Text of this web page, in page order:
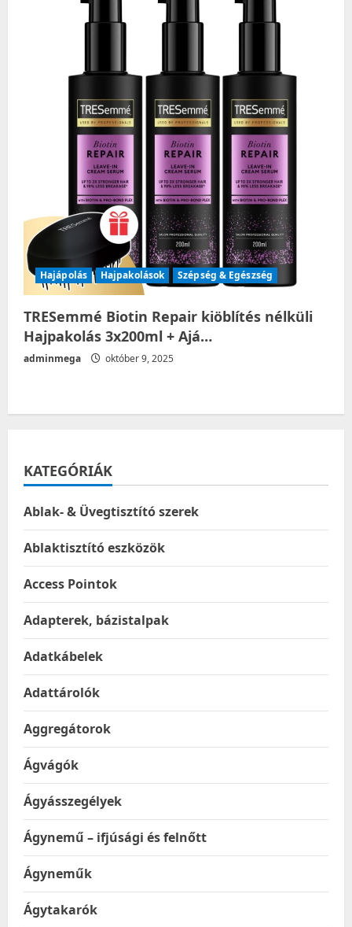
Hajápolás Hajpakolások Szépség & Egészség
TRESemmé Biotin Repair kiöblítés nélküli
Hajpakolás 3x200ml + Ajá…
adminmega október 9, 2025
KATEGÓRIÁK
Ablak- & Üvegtisztító szerek
Ablaktisztító eszközök
Access Pointok
Adapterek, bázistalpak
Adatkábelek
Adattárolók
Aggregátorok
Ágvágók
Ágyásszegélyek
Ágynemű – ifjúsági és felnőtt
Ágyneműk
Ágytakarók